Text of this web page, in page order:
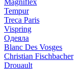
Magniflex
Tempur
Treca Paris
Vispring
Одеяла
Blanc Des Vosges
Christian Fischbacher
Drouault